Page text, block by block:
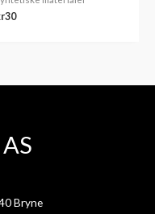
30
Bryne